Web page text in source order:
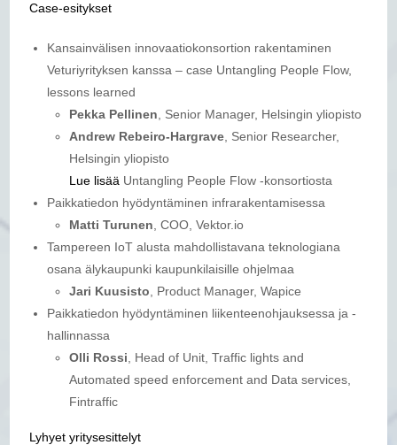
Case-esitykset
Kansainvälisen innovaatiokonsortion rakentaminen
Veturiyrityksen kanssa – case Untangling People Flow,
lessons learned
Pekka Pellinen , Senior Manager, Helsingin yliopisto
Andrew Rebeiro-Hargrave , Senior Researcher,
Helsingin yliopisto
Lue lisää Untangling People Flow -konsortiosta
Paikkatiedon hyödyntäminen infrarakentamisessa
Matti Turunen , COO, Vektor.io
Tampereen IoT alusta mahdollistavana teknologiana
osana älykaupunki kaupunkilaisille ohjelmaa
Jari Kuusisto , Product Manager, Wapice
Paikkatiedon hyödyntäminen liikenteenohjauksessa ja -
hallinnassa
Olli Rossi , Head of Unit, Traffic lights and
Automated speed enforcement and Data services,
Fintraffic
Lyhyet yritysesittelyt